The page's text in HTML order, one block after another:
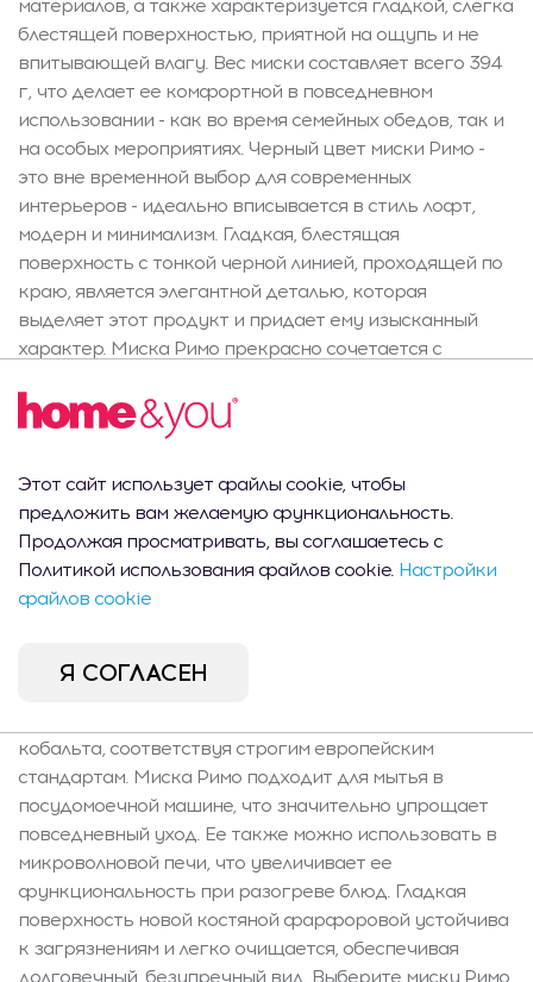
материалов, а также характеризуется гладкой, слегка
блестящей поверхностью, приятной на ощупь и не
впитывающей влагу. Вес миски составляет всего 394
г, что делает ее комфортной в повседневном
использовании - как во время семейных обедов, так и
на особых мероприятиях. Черный цвет миски Римо -
это вне временной выбор для современных
интерьеров - идеально вписывается в стиль лофт,
модерн и минимализм. Гладкая, блестящая
поверхность с тонкой черной линией, проходящей по
краю, является элегантной деталью, которая
выделяет этот продукт и придает ему изысканный
характер. Миска Римо прекрасно сочетается с
стильное сервирование. Она также может стать
исключительным подарком - как на каждый день, так
это отдельный элемент посуды диаметром 15 см,
высотой 6,2 см и объемом 560 мл - оптимальные
размеры для подачи супов, кремов, салатов или
десертов. Продукт предназначен для
непосредственного контакта с пищей и
Подтверждена его нейтральность для вкуса и запаха
кобальта, соответствуя строгим европейским
стандартам. Миска Римо подходит для мытья в
посудомоечной машине, что значительно упрощает
повседневный уход. Ее также можно использовать в
микроволновой печи, что увеличивает ее
функциональность при разогреве блюд. Гладкая
поверхность новой костяной фарфоровой устойчива
к загрязнениям и легко очищается, обеспечивая
долговечный, безупречный вид. Выберите миску Римо
Этот сайт использует файлы cookie, чтобы
предложить вам желаемую функциональность.
Продолжая просматривать, вы соглашаетесь с
Политикой использования файлов cookie. Настройки
файлов cookie
Я СОГЛАСЕН